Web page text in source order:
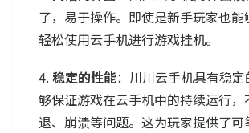
了，易于操作。即使是新手玩家也能
轻松使用云手机进行游戏挂机。
4. 稳定的性能：川川云手机具有稳
够保证游戏在云手机中的持续运行，
退、崩溃等问题。这为玩家提供了